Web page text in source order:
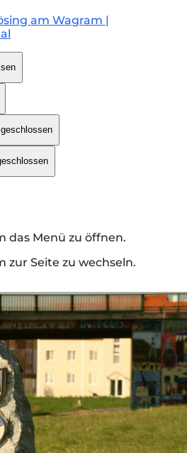
am Wagram |
das Menü zu öffnen.
zur Seite zu wechseln.